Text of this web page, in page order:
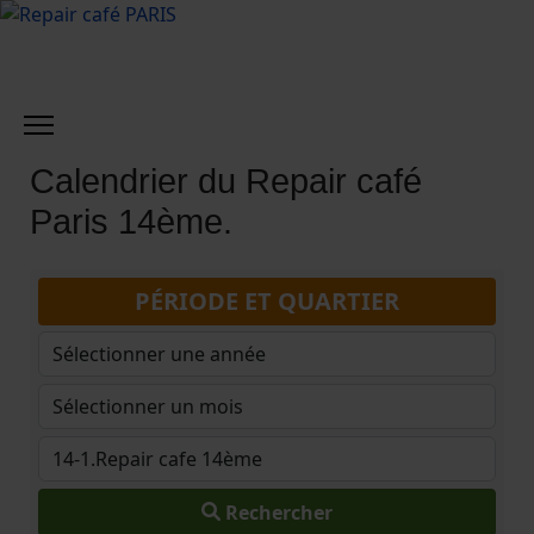
Calendrier du Repair café
Paris 14ème.
PÉRIODE ET QUARTIER
Rechercher